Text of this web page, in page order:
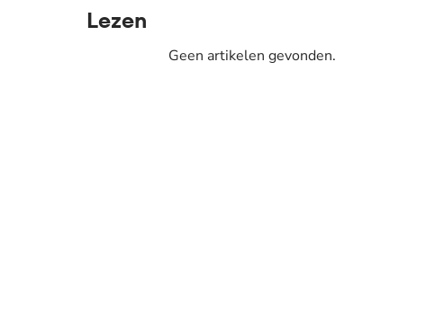
Lezen
Geen artikelen gevonden.